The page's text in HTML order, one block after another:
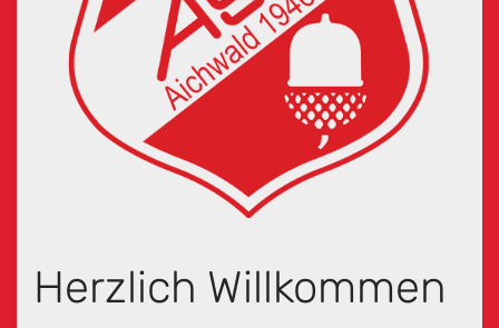
Herzlich Willkommen